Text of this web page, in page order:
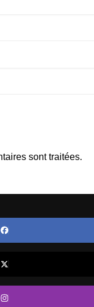
sont traitées.